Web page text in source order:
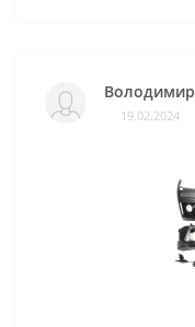
Володимир
19.02.2024